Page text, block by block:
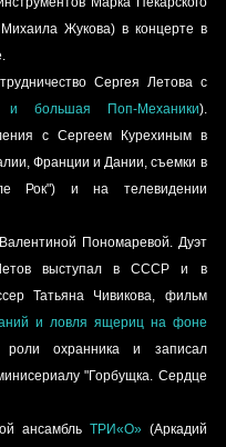
Сергея Летова с
малая и большая Поп-Механики).
с Сергеем Курехиным в
Валентиной Пономаревой. Дуэт
выступал в СССР и в
и ловля ящериц на фоне
"Горбущка. Сердце
ансамбль ТРИ«О» (Аркадий